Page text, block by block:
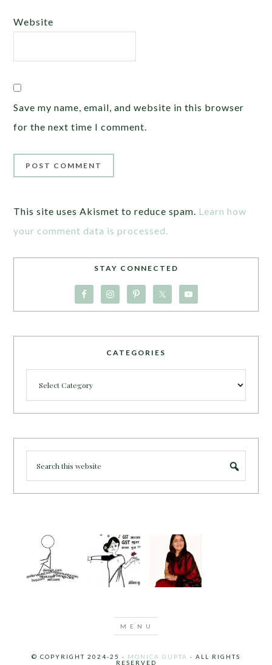
Website
Save my name, email, and website in this browser
for the next time I comment.
This site uses Akismet to reduce spam. Learn how
your comment data is processed.
STAY CONNECTED
CATEGORIES
© COPYRIGHT 2024-25 · MONICA GUPTA · ALL RIGHTS
RESERVED